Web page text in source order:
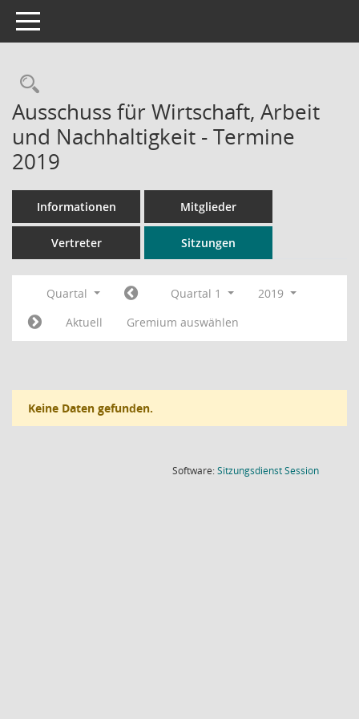
Toggle navigation
Rechercheauswahl
Ausschuss für Wirtschaft, Arbeit
und Nachhaltigkeit - Termine
2019
Informationen Mitglieder
Vertreter Sitzungen
Quartal Quartal 1
2019
Aktuell
Gremium auswählen
Keine Daten gefunden.
Software:SitzungsdienstSession(Wird in